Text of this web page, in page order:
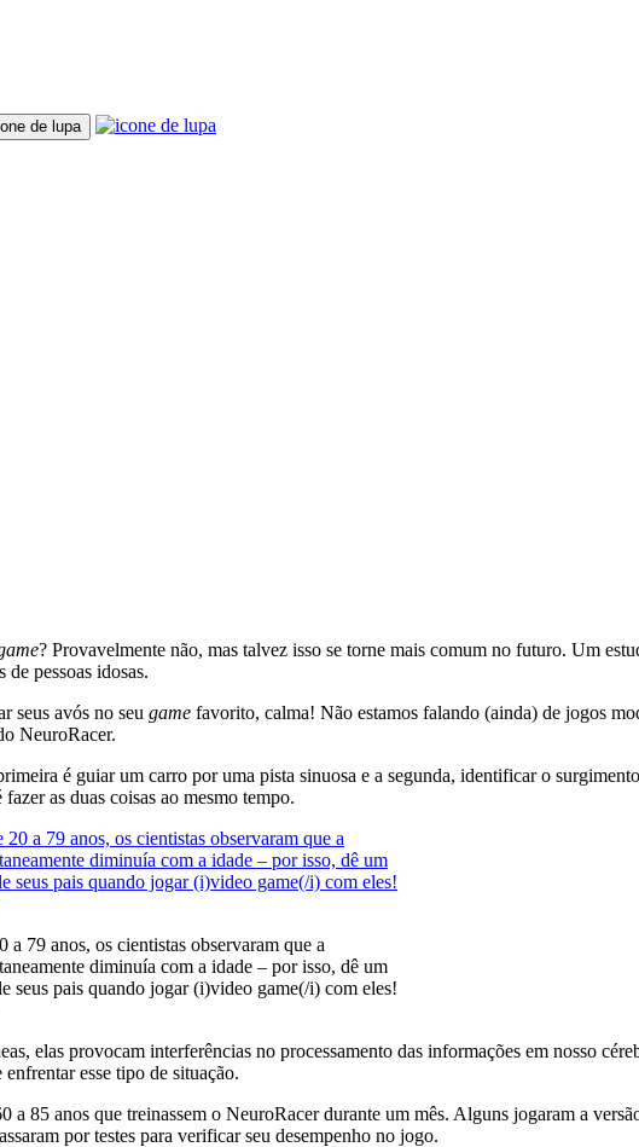
? Provavelmente não, mas talvez isso se torne mais comum no futuro. Um
pessoas idosas.
seus avós no seu game favorito, calma! Não estamos falando (ainda) de jogos
NeuroRacer.
é guiar um carro por uma pista sinuosa e a segunda, identificar o
as duas coisas ao mesmo tempo.
a 79 anos, os cientistas observaram que a
diminuía com a idade – por isso, dê um
seus pais quando jogar (i)video game(/i) com eles!
elas provocam interferências no processamento das informações em nosso
esse tipo de situação.
a 85 anos que treinassem o NeuroRacer durante um mês. Alguns jogaram a
por testes para verificar seu desempenho no jogo.